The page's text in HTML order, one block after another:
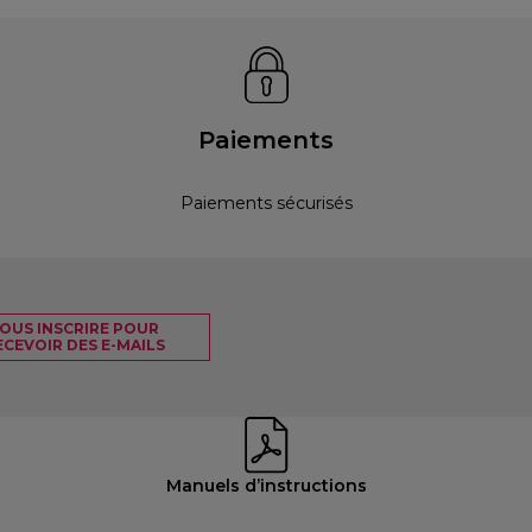
Paiements
Paiements sécurisés
INSCRIRE POUR
DES E-MAILS
Manuels d’instructions